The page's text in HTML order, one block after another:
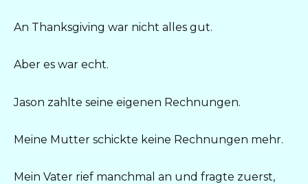
An Thanksgiving war nicht alles gut.
Aber es war echt.
Jason zahlte seine eigenen Rechnungen.
Meine Mutter schickte keine Rechnungen mehr.
Mein Vater rief manchmal an und fragte zuerst,